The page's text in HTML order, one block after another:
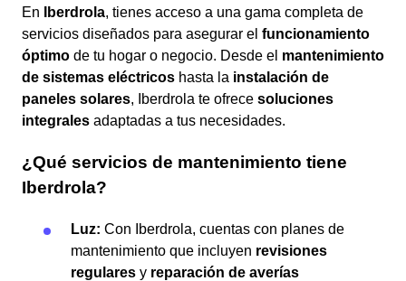
En
Iberdrola, tienes acceso a una gama completa de
servicios diseñados para asegurar el funcionamiento
óptimo de tu hogar o negocio. Desde el mantenimiento
de sistemas eléctricos hasta la instalación de
paneles solares, Iberdrola te ofrece soluciones
integrales adaptadas a tus necesidades.
¿Qué servicios de mantenimiento tiene
Iberdrola?
Luz: Con Iberdrola, cuentas con planes de
mantenimiento que incluyen revisiones
regulares y reparación de averías